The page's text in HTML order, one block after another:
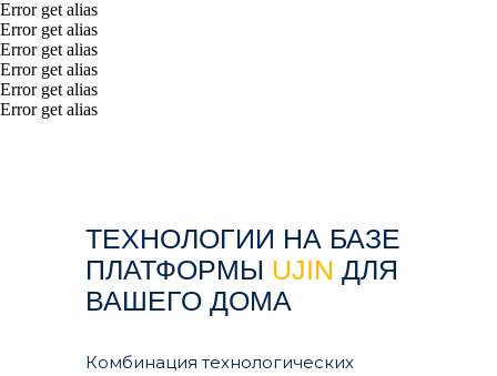
Error get alias
Error get alias
Error get alias
Error get alias
Error get alias
Error get alias
ТЕХНОЛОГИИ НА БАЗЕ
ПЛАТФОРМЫ UJIN ДЛЯ
ВАШЕГО ДОМА
Комбинация технологических